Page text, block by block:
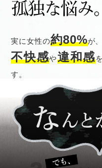
実に女性の約80%が
不快感や違和感
す。